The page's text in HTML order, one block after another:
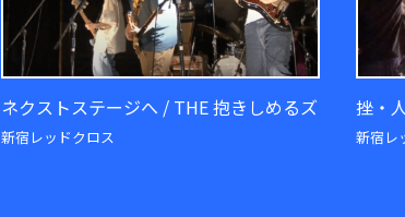
ネクストステージへ / THE 抱きしめるズ
新宿レッドクロス
挫・
新宿レ